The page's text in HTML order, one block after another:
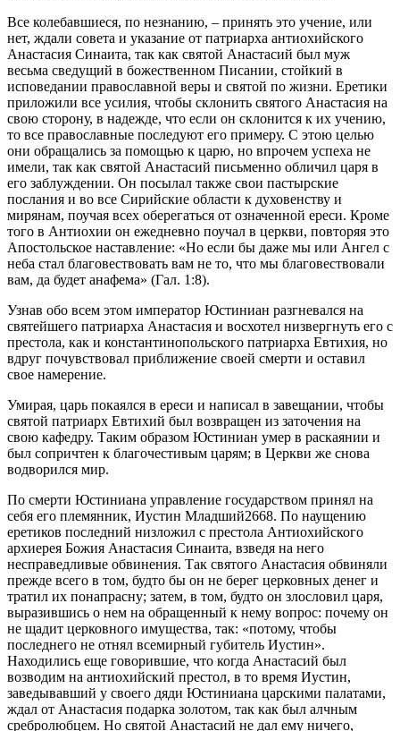
Все колебавшиеся, по незнанию, – принять это учение, или
нет, ждали совета и указание от патриарха антиохийского
Анастасия Синаита, так как святой Анастасий был муж
весьма сведущий в божественном Писании, стойкий в
исповедании православной веры и святой по жизни. Еретики
приложили все усилия, чтобы склонить святого Анастасия на
свою сторону, в надежде, что если он склонится к их учению,
то все православные последуют его примеру. С этою целью
они обращались за помощью к царю, но впрочем успеха не
имели, так как святой Анастасий письменно обличил царя в
его заблуждении. Он посылал также свои пастырские
послания и во все Сирийские области к духовенству и
мирянам, поучая всех оберегаться от означенной ереси. Кроме
того в Антиохии он ежедневно поучал в церкви, повторяя это
Апостольское наставление: «Но если бы даже мы или Ангел с
неба стал благовествовать вам не то, что мы благовествовали
вам, да будет анафема» (Гал. 1:8).
Узнав обо всем этом император Юстиниан разгневался на
святейшего патриарха Анастасия и восхотел низвергнуть его с
престола, как и константинопольского патриарха Евтихия, но
вдруг почувствовал приближение своей смерти и оставил
свое намерение.
Умирая, царь покаялся в ереси и написал в завещании, чтобы
святой патриарх Евтихий был возвращен из заточения на
свою кафедру. Таким образом Юстиниан умер в раскаянии и
был сопричтен к благочестивым царям; в Церкви же снова
водворился мир.
По смерти Юстиниана управление государством принял на
себя его племянник, Иустин Младший2668. По наущению
еретиков последний низложил с престола Антиохийского
архиерея Божия Анастасия Синаита, взведя на него
несправедливые обвинения. Так святого Анастасия обвиняли
прежде всего в том, будто бы он не берег церковных денег и
тратил их понапрасну; затем, в том, будто он злословил царя,
выразившись о нем на обращенный к нему вопрос: почему он
не щадит церковного имущества, так: «потому, чтобы
последнего не отнял всемирный губитель Иустин».
Находились еще говорившие, что когда Анастасий был
возводим на антиохийский престол, в то время Иустин,
заведывавший у своего дяди Юстиниана царскими палатами,
ждал от Анастасия подарка золотом, так как был алчным
сребролюбцем. Но святой Анастасий не дал ему ничего,